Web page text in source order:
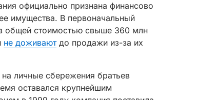
официально признана финансово
имущества. В первоначальный
общей стоимостью свыше 360 млн
не доживаютдо продажи из-за их
личные сбережения братьев
оставался крупнейшим